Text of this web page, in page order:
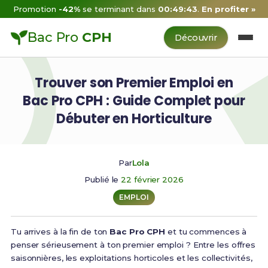
Promotion -42%se terminant dans 00:49:42. En profiter »
Bac Pro CPH Découvrir
Trouver son Premier Emploi en
Bac Pro CPH : Guide Complet pour
Débuter en Horticulture
ParLola
Publié le 22 février 2026
EMPLOI
Tu arrives à la fin de ton Bac Pro CPH et tu commences à
penser sérieusement à ton premier emploi ? Entre les offres
saisonnières, les exploitations horticoles et les collectivités,